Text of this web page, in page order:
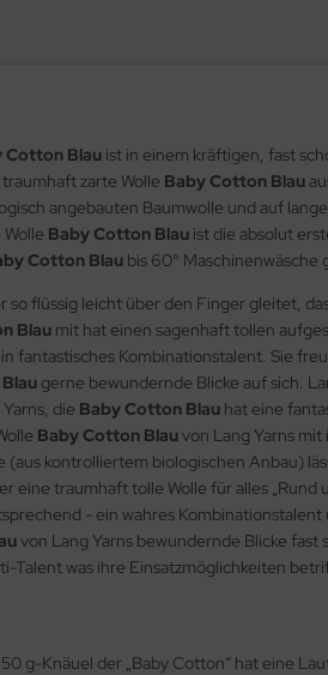
Cotton Blau ist in einem kräftigen, fast
zarte Wolle Baby Cotton Blau
angebauten Baumwolle und auf
Baby Cotton Blau ist die absolut
Cotton Blau bis 60° Maschinenwäsche
flüssig leicht über den Finger gleitet,
Blau mit hat einen sagenhaft tollen
fantastisches Kombinationstalent. Sie
gerne bewundernde Blicke auf sich.
die Baby Cotton Blau hat eine
Baby Cotton Blauvon Lang Yarns
kontrolliertem biologischen Anbau)
eine traumhaft tolle Wolle für alles „Rund
- ein wahres
von Lang Yarns bewundernde Blicke fast
Talent was ihre Einsatzmöglichkeiten
g-Knäuel der „Baby Cotton“ hat eine